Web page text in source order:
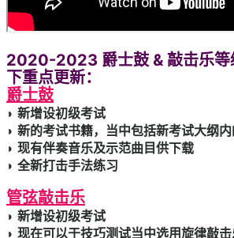
2020-2023 爵士鼓 & 敲击乐等
下重点更新：
爵士鼓
◗ 新增设初级考试
◗ 新的考试书籍，当中包括新考试大纲
◗ 现有伴奏音乐及示范曲目供下载
◗ 全新打击手法练习
管弦敲击乐
◗ 新增设初级考试
◗ 现在可以于技巧测试当中选用旋律敲